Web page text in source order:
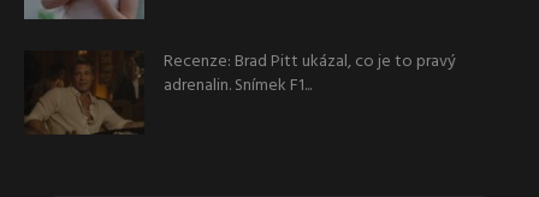
Recenze: Brad Pitt ukázal, co je to pravý
adrenalin. Snímek F1...